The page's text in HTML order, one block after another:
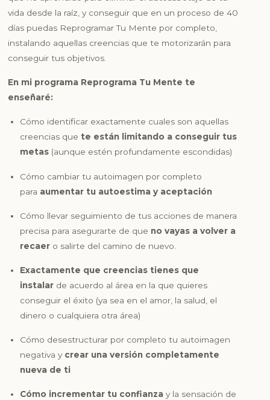
vida desde la raíz, y conseguir que en un proceso de 40
días puedas Reprogramar Tu Mente por completo,
instalando aquellas creencias que te motorizarán para
conseguir tus objetivos.
En mi programa Reprograma Tu Mente te
enseñaré:
Cómo identificar exactamente cuales son aquellas
creencias que te están limitando a conseguir tus
metas(aunque estén profundamente escondidas)
Cómo cambiar tu autoimagen por completo
para aumentar tu autoestima y aceptación
Cómo llevar seguimiento de tus acciones de manera
precisa para asegurarte de que no vayas a volver a
recaero salirte del camino de nuevo.
Exactamente que creencias tienes que
instalarde acuerdo al área en la que quieres
conseguir el éxito (ya sea en el amor, la salud, el
dinero o cualquiera otra área)
Cómo desestructurar por completo tu autoimagen
negativa ycrear una versión completamente
nueva de ti
Cómo incrementar tu confianzay la sensación de